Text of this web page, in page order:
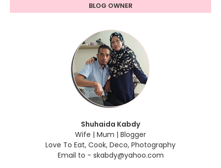
BLOG OWNER
Shuhaida Kabdy
Wife | Mum | Blogger
Love To Eat, Cook, Deco, Photography
Email to - skabdy@yahoo.com